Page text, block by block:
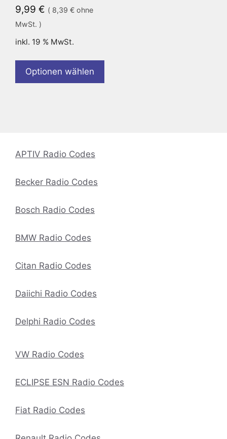
9,99 € ( 8,39 € ohne
MwSt. )
inkl. 19 % MwSt.
Optionen wählen
APTIV Radio Codes
Becker Radio Codes
Bosch Radio Codes
BMW Radio Codes
Citan Radio Codes
Daiichi Radio Codes
Delphi Radio Codes
VW Radio Codes
ECLIPSE ESN Radio Codes
Fiat Radio Codes